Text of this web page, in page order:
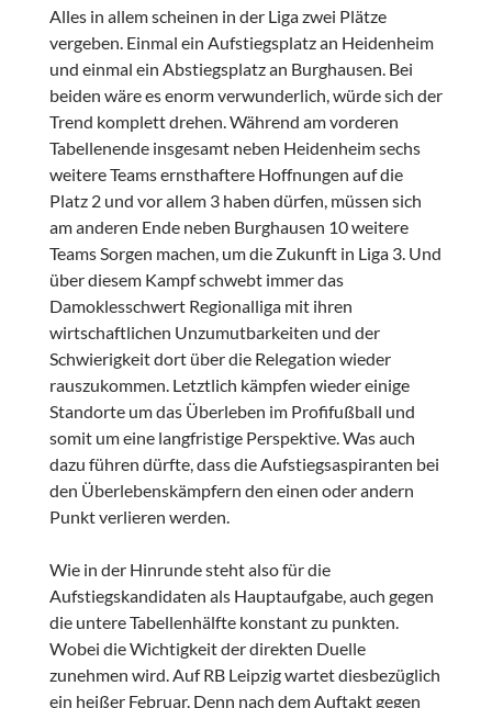
Alles in allem scheinen in der Liga zwei Plätze
vergeben. Einmal ein Aufstiegsplatz an Heidenheim
und einmal ein Abstiegsplatz an Burghausen. Bei
beiden wäre es enorm verwunderlich, würde sich der
Trend komplett drehen. Während am vorderen
Tabellenende insgesamt neben Heidenheim sechs
weitere Teams ernsthaftere Hoffnungen auf die
Platz 2 und vor allem 3 haben dürfen, müssen sich
am anderen Ende neben Burghausen 10 weitere
Teams Sorgen machen, um die Zukunft in Liga 3. Und
über diesem Kampf schwebt immer das
Damoklesschwert Regionalliga mit ihren
wirtschaftlichen Unzumutbarkeiten und der
Schwierigkeit dort über die Relegation wieder
rauszukommen. Letztlich kämpfen wieder einige
Standorte um das Überleben im Profifußball und
somit um eine langfristige Perspektive. Was auch
dazu führen dürfte, dass die Aufstiegsaspiranten bei
den Überlebenskämpfern den einen oder andern
Punkt verlieren werden.
Wie in der Hinrunde steht also für die
Aufstiegskandidaten als Hauptaufgabe, auch gegen
die untere Tabellenhälfte konstant zu punkten.
Wobei die Wichtigkeit der direkten Duelle
zunehmen wird. Auf RB Leipzig wartet diesbezüglich
ein heißer Februar. Denn nach dem Auftakt gegen